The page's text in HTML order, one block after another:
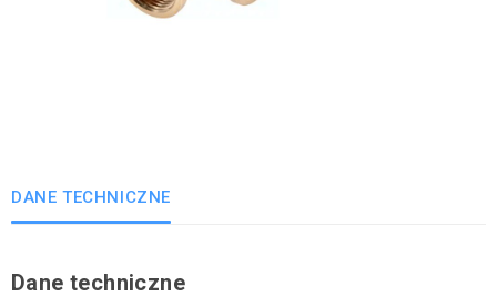
DANE TECHNICZNE
Dane techniczne